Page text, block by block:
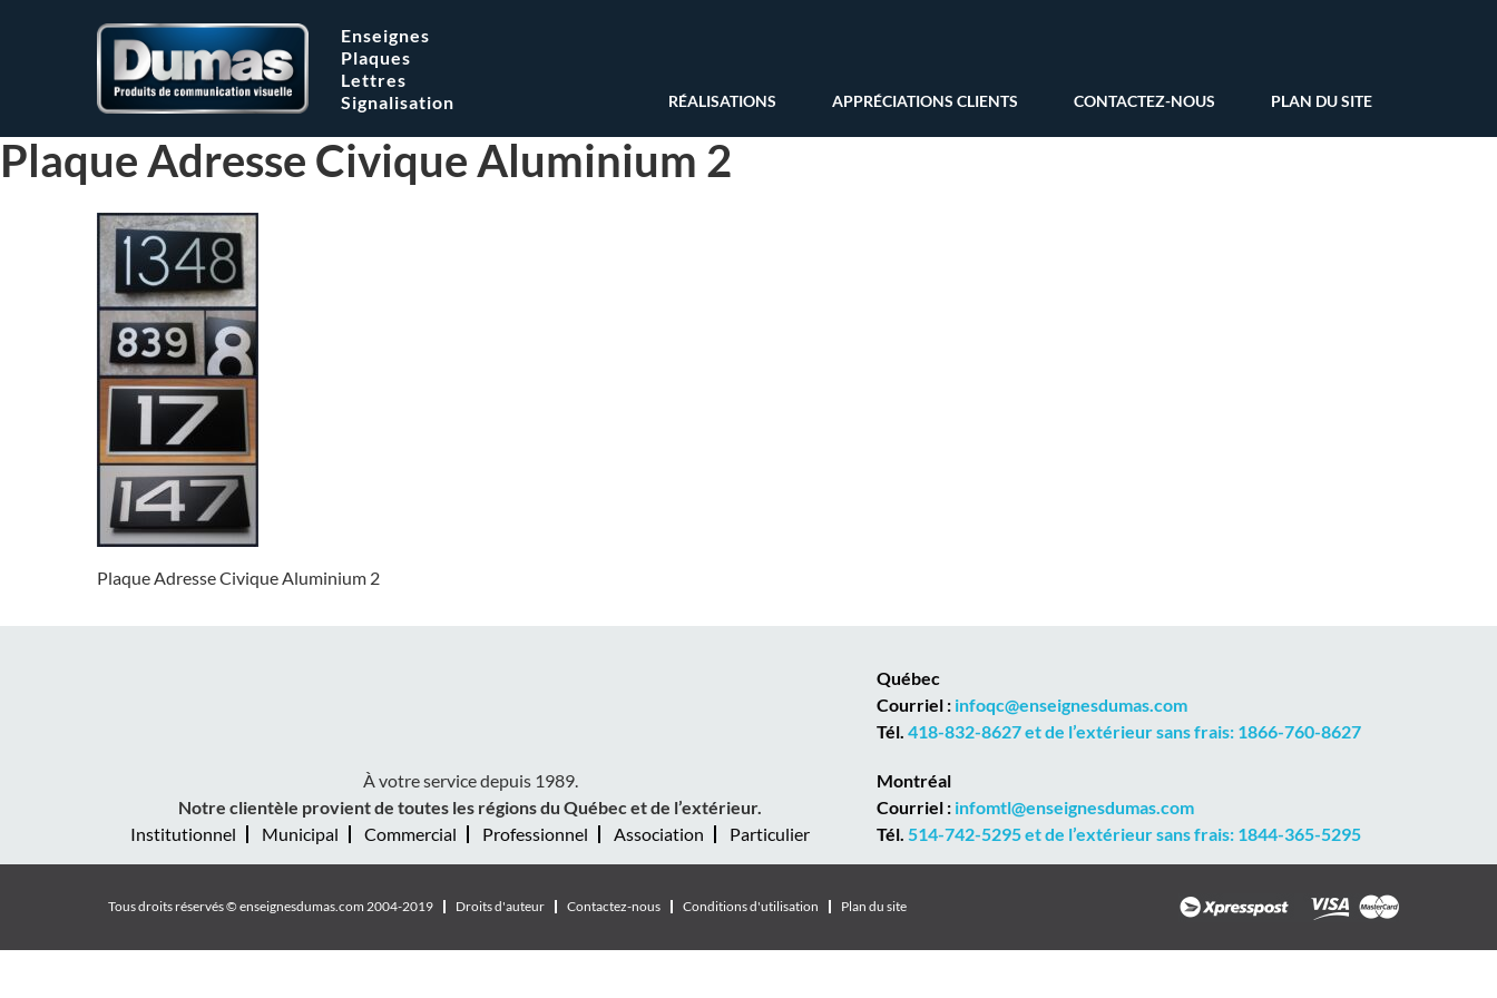
Enseignes
Plaques
Lettres
Signalisation
RÉALISATIONS APPRÉCIATIONS CLIENTS CONTACTEZ-NOUS PLAN DU SITE
Plaque Adresse Civique Aluminium 2
Plaque Adresse Civique Aluminium 2
À votre service depuis 1989.
Notre clientèle provient de toutes les régions du Québec et de l’extérieur.
Institutionnel
Municipal Commercial Professionnel Association Particulier
Québec
Courriel : infoqc@enseignesdumas.com
Tél. 418-832-8627 et de l’extérieur sans frais: 1866-760-8627
Montréal
Courriel : infomtl@enseignesdumas.com
Tél. 514-742-5295 et de l’extérieur sans frais: 1844-365-5295
Tous droits réservés © enseignesdumas.com 2004-2019 Droits d'auteur Contactez-nous Conditions d'utilisation Plan du site